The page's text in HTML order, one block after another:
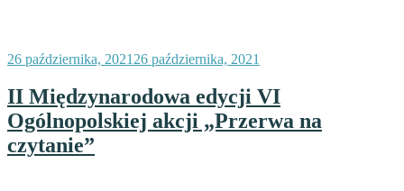
Opublikowane
26 października, 2021 26 października, 2021
II Międzynarodowa edycji VI
Ogólnopolskiej akcji „Przerwa na
czytanie”